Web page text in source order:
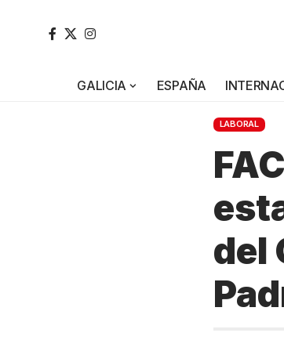
GALICIA ESPAÑA
LABORAL
del